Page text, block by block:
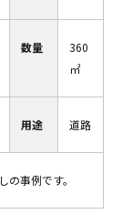
数量
360
㎡
用途 道路
事例です。